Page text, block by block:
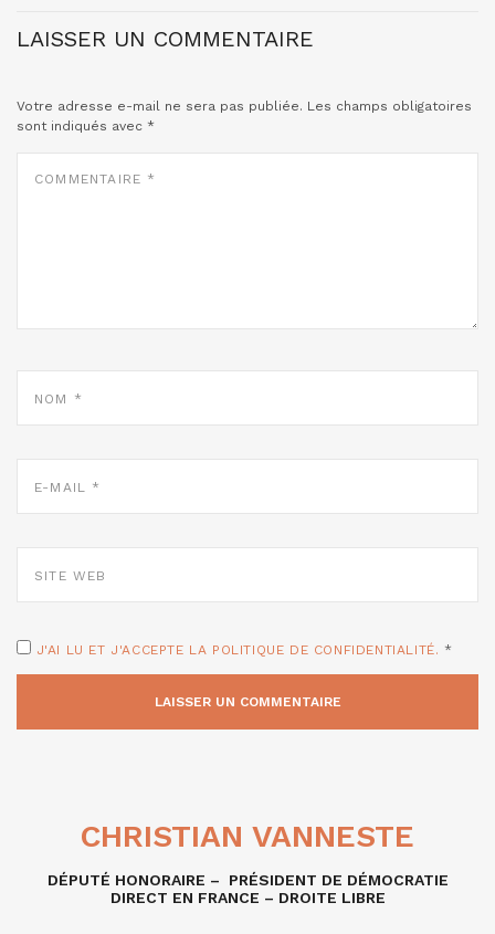
LAISSER UN COMMENTAIRE
Votre adresse e-mail ne sera pas publiée. Les champs obligatoires
sont indiqués avec *
MAIL
WEB
J'AI LU ET J'ACCEPTE LA POLITIQUE DE CONFIDENTIALITÉ. *
CHRISTIAN VANNESTE
DÉPUTÉ HONORAIRE – PRÉSIDENT DE DÉMOCRATIE
DIRECT EN FRANCE – DROITE LIBRE